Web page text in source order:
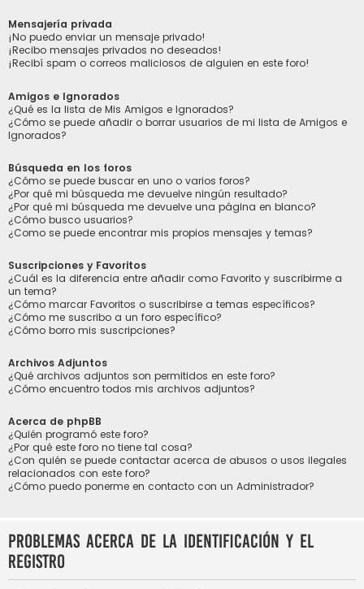
Mensajería privada
¡No puedo enviar un mensaje privado!
¡Recibo mensajes privados no deseados!
¡Recibí spam o correos maliciosos de alguien en este foro!
Amigos e Ignorados
¿Qué es la lista de Mis Amigos e Ignorados?
¿Cómo se puede añadir o borrar usuarios de mi lista de Amigos e
Ignorados?
Búsqueda en los foros
¿Cómo se puede buscar en uno o varios foros?
¿Por qué mi búsqueda me devuelve ningún resultado?
¿Por qué mi búsqueda me devuelve una página en blanco?
¿Cómo busco usuarios?
¿Como se puede encontrar mis propios mensajes y temas?
Suscripciones y Favoritos
¿Cuál es la diferencia entre añadir como Favorito y suscribirme a
un tema?
¿Cómo marcar Favoritos o suscribirse a temas específicos?
¿Cómo me suscribo a un foro específico?
¿Cómo borro mis suscripciones?
Archivos Adjuntos
¿Qué archivos adjuntos son permitidos en este foro?
¿Cómo encuentro todos mis archivos adjuntos?
Acerca de phpBB
¿Quién programó este foro?
¿Por qué este foro no tiene tal cosa?
¿Con quién se puede contactar acerca de abusos o usos ilegales
relacionados con este foro?
¿Cómo puedo ponerme en contacto con un Administrador?
Problemas acerca de la identificación y el
registro